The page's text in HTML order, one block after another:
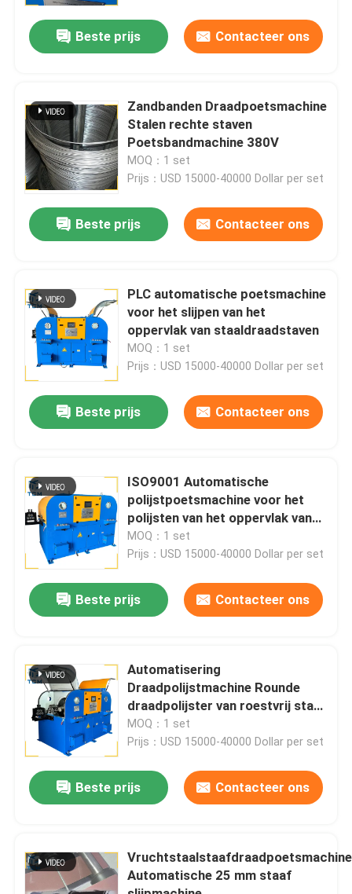
Producten
Over ons
Fabriekstocht
Neem contact met ons op
Nieuws
Gevallen
Tankpoetsmachine
Beste prijs Contacteer ons
Zandbanden Draadpoetsmachine
Stalen rechte staven
Poetsbandmachine 380V
MOQ：1 set
Prijs：USD 15000-40000 Dollar per set
Beste prijs Contacteer ons
PLC automatische poetsmachine
voor het slijpen van het
oppervlak van staaldraadstaven
MOQ：1 set
Prijs：USD 15000-40000 Dollar per set
Beste prijs Contacteer ons
ISO9001 Automatische
polijstpoetsmachine voor het
polijsten van het oppervlak van
staaldraadstaven
MOQ：1 set
Prijs：USD 15000-40000 Dollar per set
Beste prijs Contacteer ons
Automatisering
Draadpolijstmachine Rounde
draadpolijster van roestvrij staal
1 - 5 mm
MOQ：1 set
Prijs：USD 15000-40000 Dollar per set
Beste prijs Contacteer ons
Vruchtstaalstaafdraadpoetsmachine
Automatische 25 mm staaf